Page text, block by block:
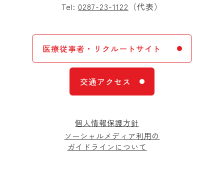
Tel: 0287-23-1122 （代表）
医療従事者・リクルートサイト
交通アクセス
個人情報保護方針
ソーシャルメディア利用の
ガイドラインについて